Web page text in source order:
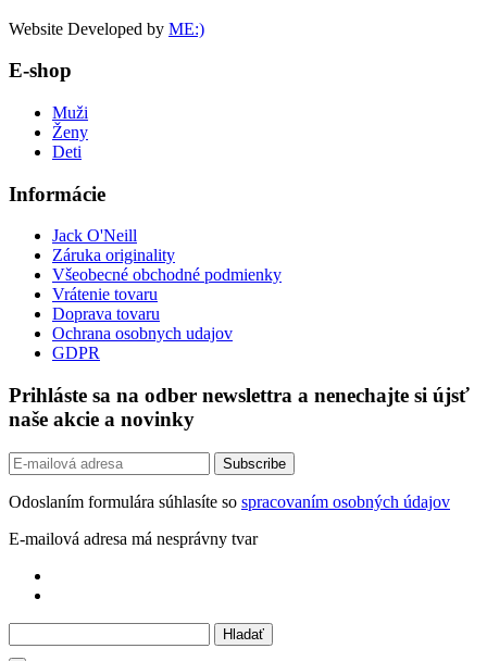
Website Developed by ME:)
E-shop
Muži
Ženy
Deti
Informácie
Jack O'Neill
Záruka originality
Všeobecné obchodné podmienky
Vrátenie tovaru
Doprava tovaru
Ochrana osobnych udajov
GDPR
Prihláste sa na odber newslettra a nenechajte si újsť
naše akcie a novinky
Odoslaním formulára súhlasíte so spracovaním osobných údajov
E-mailová adresa má nesprávny tvar